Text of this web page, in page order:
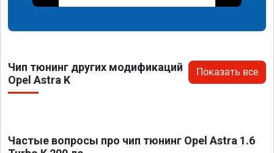
Чип тюнинг других модификаций
Opel Astra K
Показать все
Частые вопросы про чип тюнинг Opel Astra 1.6